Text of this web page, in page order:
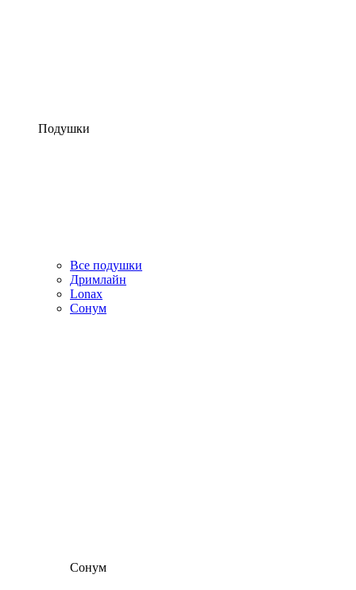
Подушки
Все подушки
Дримлайн
Lonax
Сонум
Сонум